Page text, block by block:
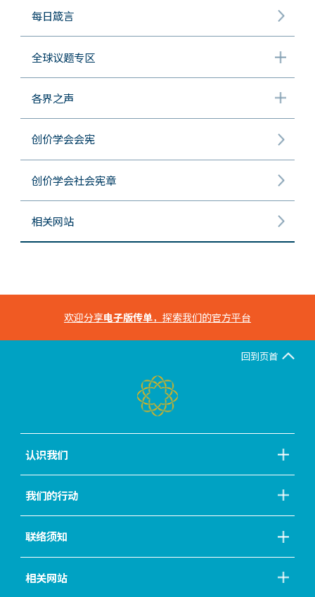
每日箴言
全球议题专区
各界之声
创价学会会宪
创价学会社会宪章
相关网站
欢迎分享电子版传单，探索我们的官方平台
回到页首
认识我们
我们的行动
联络须知
相关网站